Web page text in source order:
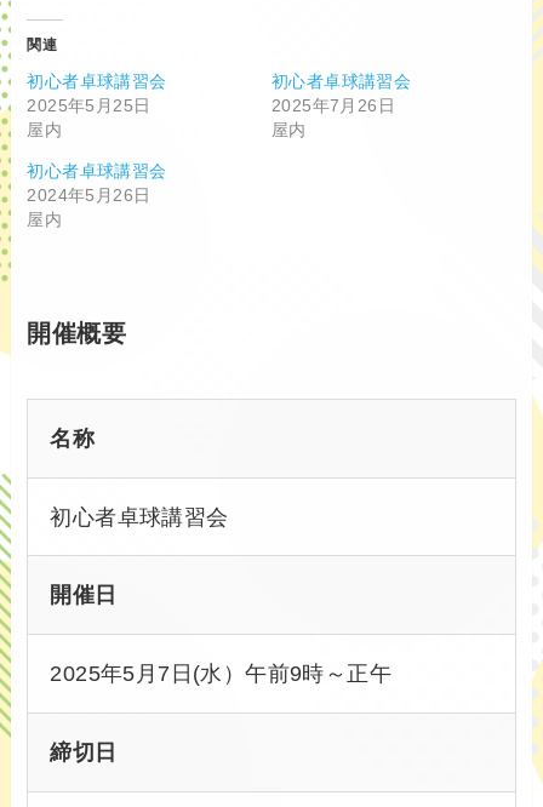
関連
初心者卓球講習会
2025年5月25日
屋内
初心者卓球講習会
2025年7月26日
屋内
初心者卓球講習会
2024年5月26日
屋内
開催概要
名称
初心者卓球講習会
開催日
2025年5月7日(水）午前9時～正午
締切日